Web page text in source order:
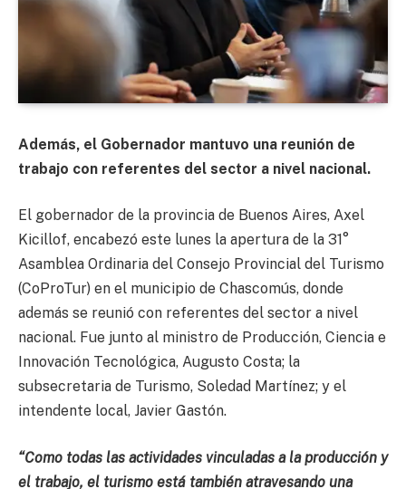
Además, el Gobernador mantuvo una reunión de
trabajo con referentes del sector a nivel nacional.
El gobernador de la provincia de Buenos Aires, Axel
Kicillof, encabezó este lunes la apertura de la 31°
Asamblea Ordinaria del Consejo Provincial del Turismo
(CoProTur) en el municipio de Chascomús, donde
además se reunió con referentes del sector a nivel
nacional. Fue junto al ministro de Producción, Ciencia e
Innovación Tecnológica, Augusto Costa; la
subsecretaria de Turismo, Soledad Martínez; y el
intendente local, Javier Gastón.
“Como todas las actividades vinculadas a la producción y
el trabajo, el turismo está también atravesando una